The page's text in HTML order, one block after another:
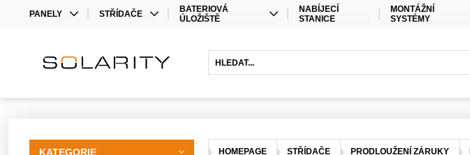
PANELY
BIFACIAL
STŘÍDAČE
OPTIMIZÉRY
BATERIOVÁ
ÚLOŽIŠTĚ
OLOVĚNÉ BATERIE
NABÍJECÍ
STANICE
MONTÁŽNÍ
SYSTÉMY
HOMEPAGE STŘÍDAČE PRODLOUŽENÍ ZÁRUKY
KATEGORIE